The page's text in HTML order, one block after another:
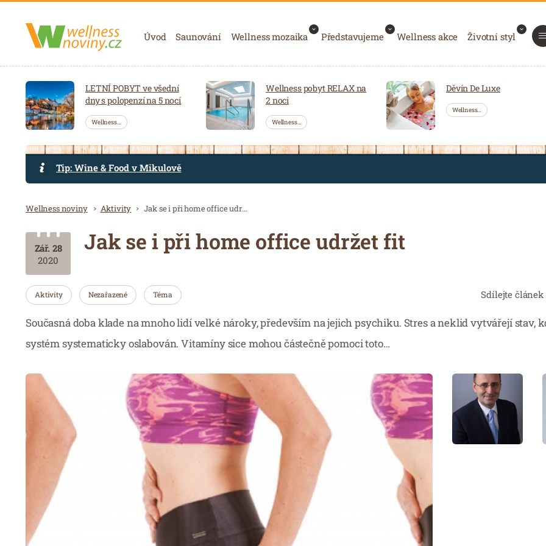
Navigace
Úvod Saunování Wellness mozaika Představujeme Wellness akce Životní styl
LETNÍ POBYT ve všední
dny s polopenzí na 5 nocí
Wellness…
Wellness pobyt RELAX na
2 noci
Wellness…
Děvín De Luxe
Wellness…
Tip: Wine & Food v Mikulově
Drobečková navigace
Wellness noviny Aktivity Jak se i při home office udržet fit
Zář. 28
2020
Jak se i při home office udržet fit
Sdílejte článek
Aktivity Nezařazené Téma
Současná doba klade na mnoho lidí velké nároky, především na jejich psychiku. Stres a neklid vytvářejí stav,
systém systematicky oslabován. Vitamíny sice mohou částečně pomoci toto…